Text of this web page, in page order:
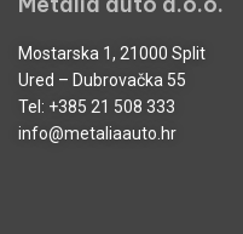
Mostarska 1, 21000 Split
Ured – Dubrovačka 55
Tel: +385 21 508 333
info@metaliaauto.hr